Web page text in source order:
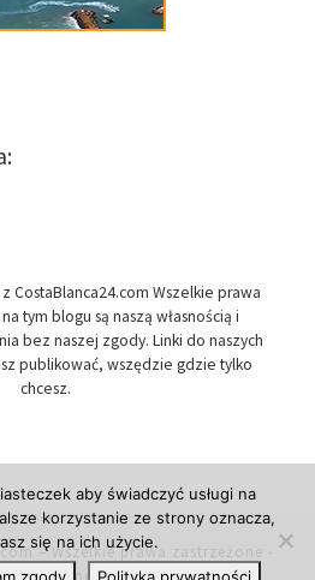
CostaBlanca24.com Wszelkie prawa
tym blogu są naszą własnością i
bez naszej zgody. Linki do naszych
publikować, wszędzie gdzie tylko
chcesz.
– Wszelkie prawa zastrzeżone -
aby świadczyć usługi na
korzystanie ze strony oznacza,
się na ich użycie.